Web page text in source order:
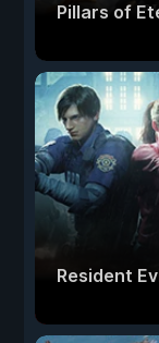
Pillars of
Resident